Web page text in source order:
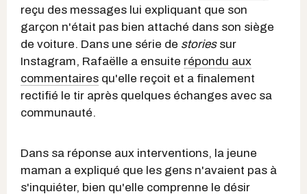
reçu des messages lui expliquant que son
garçon n'était pas bien attaché dans son siège
de voiture. Dans une série de storiessur
Instagram, Rafaëlle a ensuite répondu aux
commentaires qu'elle reçoit et a finalement
rectifié le tir après quelques échanges avec sa
communauté.
Dans sa réponse aux interventions, la jeune
maman a expliqué que les gens n'avaient pas à
s'inquiéter, bien qu'elle comprenne le désir